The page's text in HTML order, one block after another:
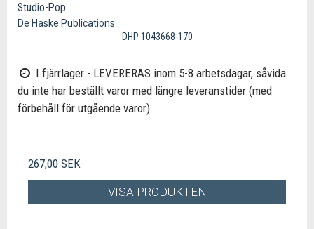
Studio-Pop
De Haske Publications
DHP 1043668-170
I fjärrlager - LEVERERAS inom 5-8 arbetsdagar, såvida
du inte har beställt varor med längre leveranstider (med
förbehåll för utgående varor)
267,00 SEK
VISA PRODUKTEN